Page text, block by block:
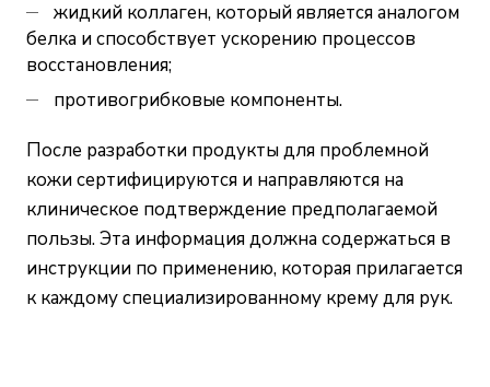
жидкий коллаген, который является аналогом
белка и способствует ускорению процессов
восстановления;
противогрибковые компоненты.
После разработки продукты для проблемной
кожи сертифицируются и направляются на
клиническое подтверждение предполагаемой
пользы. Эта информация должна содержаться в
инструкции по применению, которая прилагается
к каждому специализированному крему для рук.